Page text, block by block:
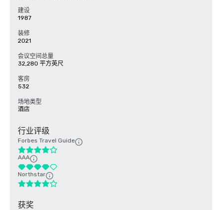
建设
1987
装修
2021
会议空间总量
32,280 平方英尺
客房
532
场地类型
酒店
行业评级
Forbes Travel Guide
AAA
Northstar
获奖